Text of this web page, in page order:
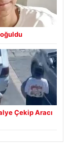
Çekip Aracı